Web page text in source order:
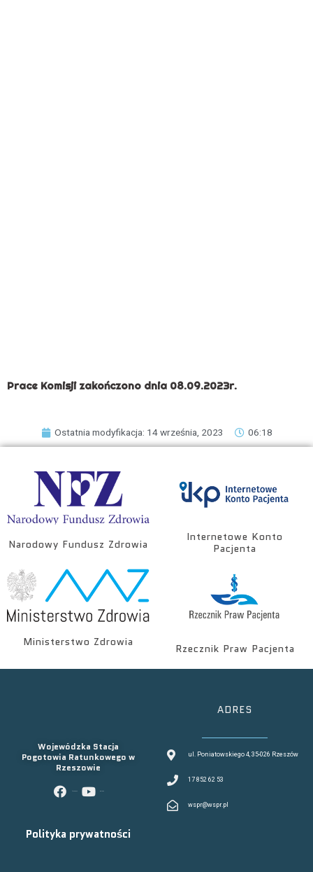
Prace Komisji zakończono dnia 08.09.2023r.
Ostatnia modyfikacja: 14 września, 2023 06:18
Narodowy Fundusz Zdrowia
Internetowe Konto
Pacjenta
Ministerstwo Zdrowia
Rzecznik Praw Pacjenta
Wojewódzka Stacja
Pogotowia Ratunkowego w
Rzeszowie
Polityka prywatności
ADRES
ul. Poniatowskiego 4, 35-026 Rzeszów
17 852 62 53
wspr@wspr.pl